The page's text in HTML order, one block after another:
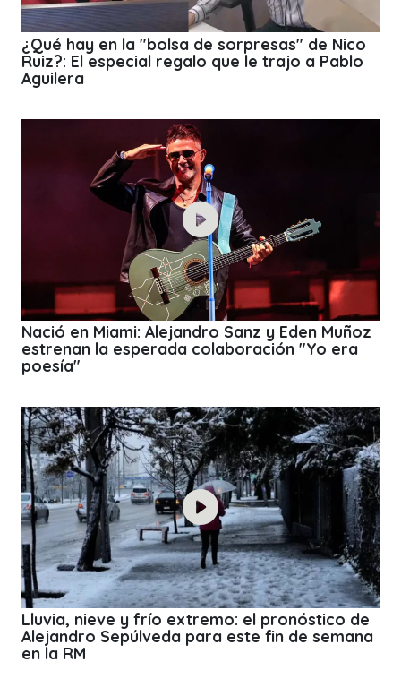
¿Qué hay en la "bolsa de sorpresas" de Nico
Ruiz?: El especial regalo que le trajo a Pablo
Aguilera
Nació en Miami: Alejandro Sanz y Eden Muñoz
estrenan la esperada colaboración "Yo era
poesía"
Lluvia, nieve y frío extremo: el pronóstico de
Alejandro Sepúlveda para este fin de semana
en la RM